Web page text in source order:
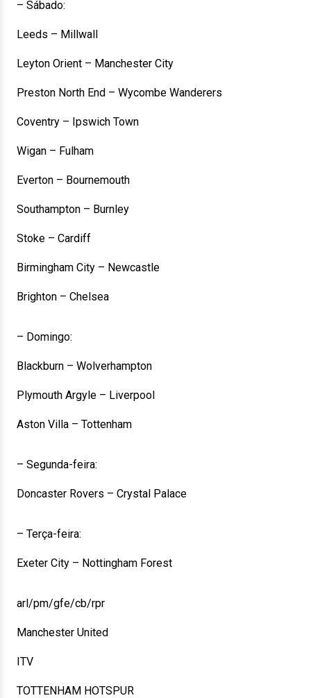
– Sábado:
Leeds – Millwall
Leyton Orient – Manchester City
Preston North End – Wycombe Wanderers
Coventry – Ipswich Town
Wigan – Fulham
Everton – Bournemouth
Southampton – Burnley
Stoke – Cardiff
Birmingham City – Newcastle
Brighton – Chelsea
– Domingo:
Blackburn – Wolverhampton
Plymouth Argyle – Liverpool
Aston Villa – Tottenham
– Segunda-feira:
Doncaster Rovers – Crystal Palace
– Terça-feira:
Exeter City – Nottingham Forest
arl/pm/gfe/cb/rpr
Manchester United
ITV
TOTTENHAM HOTSPUR